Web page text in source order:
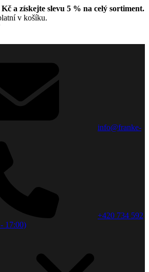
a získejte slevu 5 % na celý sortiment.
v košíku.
info@franke-
+420 734 592
17:00)